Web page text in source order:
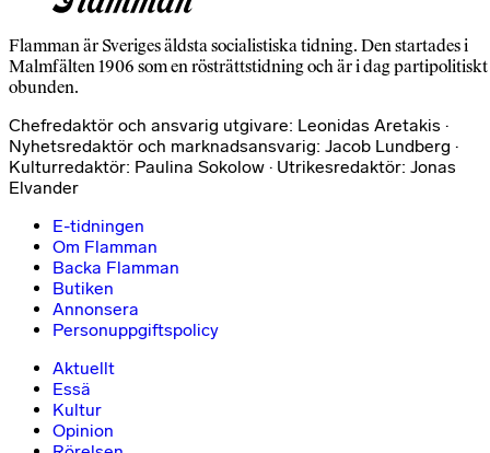
Flamman är Sveriges äldsta socialistiska tidning. Den startades i
Malmfälten 1906 som en rösträttstidning och är i dag partipolitiskt
obunden.
Chefredaktör och ansvarig utgivare: Leonidas Aretakis ·
Nyhetsredaktör och marknadsansvarig: Jacob Lundberg ·
Kulturredaktör: Paulina Sokolow · Utrikesredaktör: Jonas
Elvander
E-tidningen
Om Flamman
Backa Flamman
Butiken
Annonsera
Personuppgiftspolicy
Aktuellt
Essä
Kultur
Opinion